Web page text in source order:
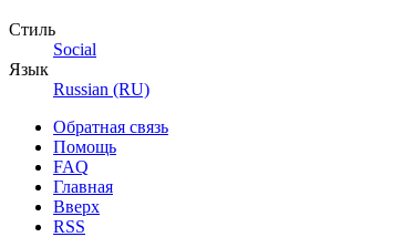
Стиль
Social
Язык
Russian (RU)
Обратная связь
Помощь
FAQ
Главная
Вверх
RSS